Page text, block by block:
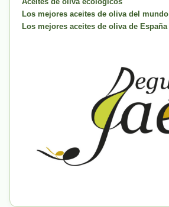
Los mejores aceites de oliva del mundo
Los mejores aceites de oliva de España